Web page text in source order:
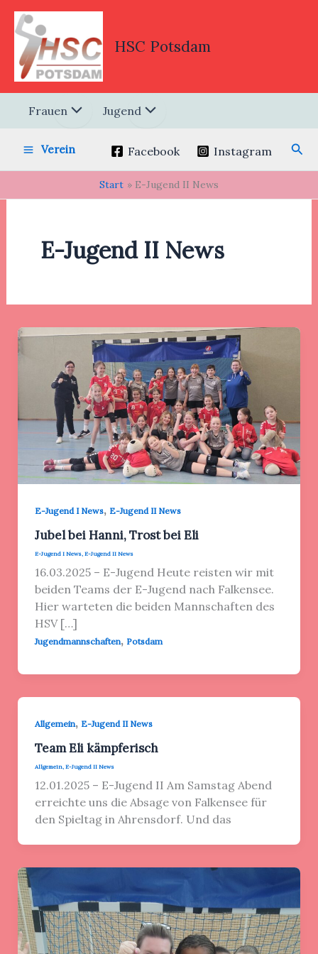
Zum
Inhalt
springen
HSC Potsdam
Frauen Jugend
Verein Facebook Instagram
Start E-Jugend II News
E-Jugend II News
E-Jugend I News, E-Jugend II News
Jubel bei Hanni, Trost bei Eli
E-Jugend I News, E-Jugend II News
16.03.2025 – E-Jugend Heute reisten wir mit
beiden Teams der E-Jugend nach Falkensee.
Hier warteten die beiden Mannschaften des
HSV […]
Jugendmannschaften, Potsdam
Allgemein, E-Jugend II News
Team Eli kämpferisch
Allgemein, E-Jugend II News
12.01.2025 – E-Jugend II Am Samstag Abend
erreichte uns die Absage von Falkensee für
den Spieltag in Ahrensdorf. Und das